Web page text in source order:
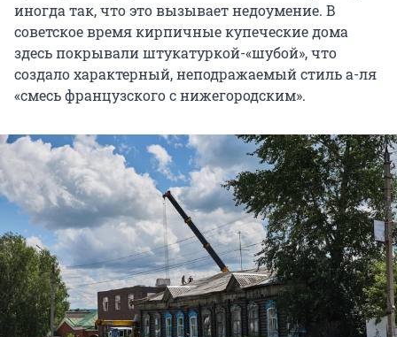
иногда так, что это вызывает недоумение. В
советское время кирпичные купеческие дома
здесь покрывали штукатуркой-«шубой», что
создало характерный, неподражаемый стиль а-ля
«смесь французского с нижегородским».